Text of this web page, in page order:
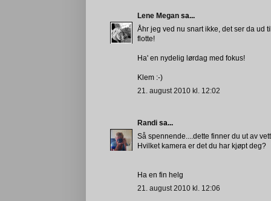
Lene Megan sa...
Åhr jeg ved nu snart ikke, det ser da ud
flotte!
Ha' en nydelig lørdag med fokus!
Klem :-)
21. august 2010 kl. 12:02
Randi sa...
Så spennende....dette finner du ut av
Hvilket kamera er det du har kjøpt deg?
Ha en fin helg
21. august 2010 kl. 12:06